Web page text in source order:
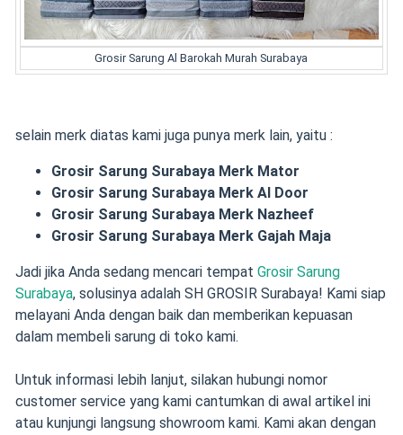
Grosir Sarung Al Barokah Murah Surabaya
selain merk diatas kami juga punya merk lain, yaitu :
Grosir Sarung Surabaya Merk Mator
Grosir Sarung Surabaya Merk Al Door
Grosir Sarung Surabaya Merk Nazheef
Grosir Sarung Surabaya Merk Gajah Maja
Jadi jika Anda sedang mencari tempat Grosir Sarung
Surabaya, solusinya adalah SH GROSIR Surabaya! Kami siap
melayani Anda dengan baik dan memberikan kepuasan
dalam membeli sarung di toko kami.
Untuk informasi lebih lanjut, silakan hubungi nomor
customer service yang kami cantumkan di awal artikel ini
atau kunjungi langsung showroom kami. Kami akan dengan